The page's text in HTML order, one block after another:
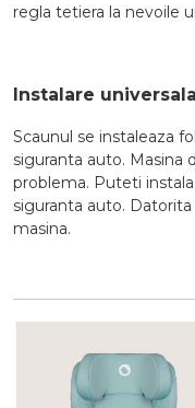
regla tetiera la nevoile
Instalare
Scaunul se instaleaza
siguranta auto. Masina
problema. Puteti
siguranta auto.
masina.